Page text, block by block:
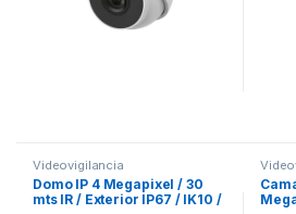
Videovigilancia
Domo IP 4 Megapixel / 30
mts IR / Exterior IP67 / IK10 /